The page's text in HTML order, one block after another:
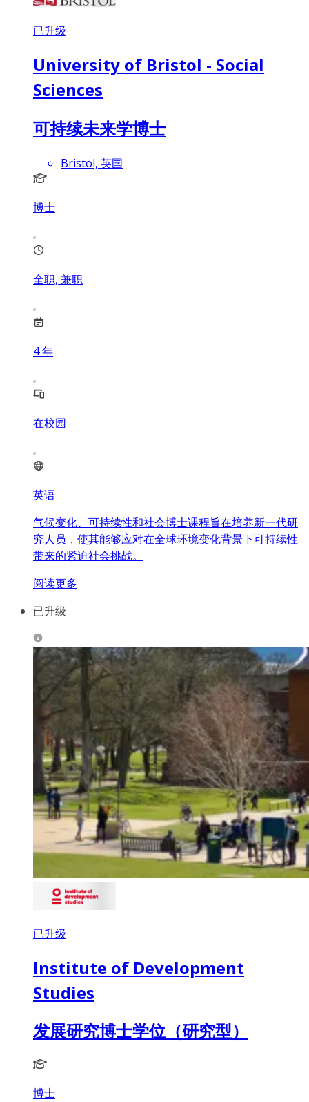
已升级
University of Bristol - Social
Sciences
可持续未来学博士
Bristol, 英国
博士
全职, 兼职
4年
在校园
英语
气候变化、可持续性和社会博士课程旨在培养新一代研
究人员，使其能够应对在全球环境变化背景下可持续性
带来的紧迫社会挑战。
阅读更多
已升级
已升级
Institute of Development
Studies
发展研究博士学位（研究型）
博士